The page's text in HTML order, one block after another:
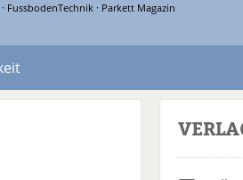
FussbodenTechnik · Parkett Magazin